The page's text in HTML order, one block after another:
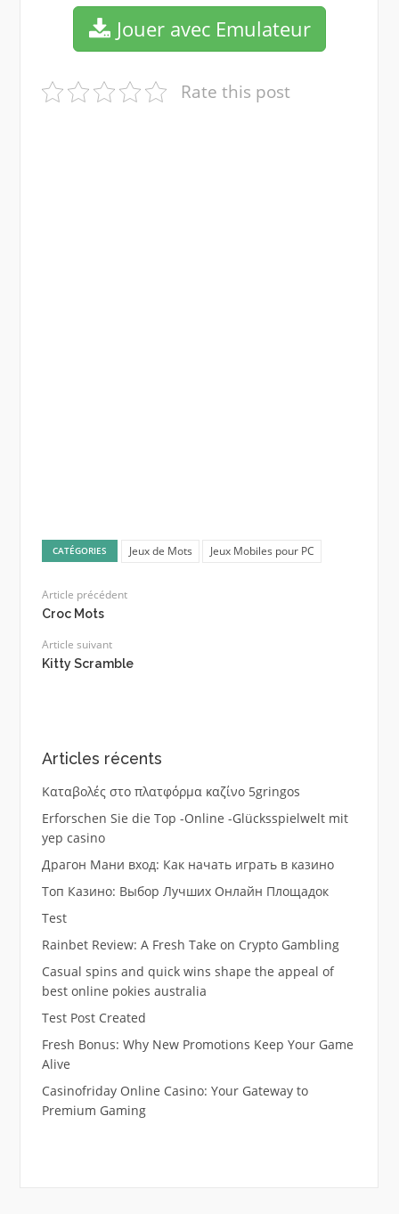
Jouer avec Emulateur
Rate this post
CATÉGORIES Jeux de Mots Jeux Mobiles pour PC
Article précédent
Croc Mots
Article suivant
Kitty Scramble
Articles récents
Καταβολές στο πλατφόρμα καζίνο 5gringos
Erforschen Sie die Top -Online -Glücksspielwelt mit
yep casino
Драгон Мани вход: Как начать играть в казино
Топ Казино: Выбор Лучших Онлайн Площадок
Test
Rainbet Review: A Fresh Take on Crypto Gambling
Casual spins and quick wins shape the appeal of
best online pokies australia
Test Post Created
Fresh Bonus: Why New Promotions Keep Your Game
Alive
Casinofriday Online Casino: Your Gateway to
Premium Gaming